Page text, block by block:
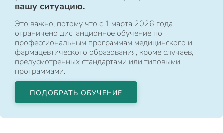
вашу ситуацию.
Это важно, потому что с 1 марта 2026 года
ограничено дистанционное обучение по
профессиональным программам медицинского и
фармацевтического образования, кроме случаев,
предусмотренных стандартами или типовыми
программами.
ПОДОБРАТЬ ОБУЧЕНИЕ